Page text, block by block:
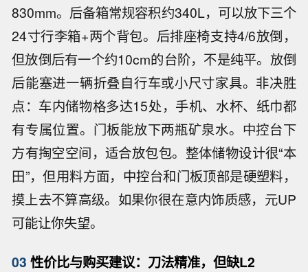
830mm。后备箱常规容积约340L，可以放下三个
24寸行李箱+两个背包。后排座椅支持4/6放倒，
但放倒后有一个约10cm的台阶，不是纯平。放倒
后能塞进一辆折叠自行车或小尺寸家具。非决胜
点：车内储物格多达15处，手机、水杯、纸巾都
有专属位置。门板能放下两瓶矿泉水。中控台下
方有掏空空间，适合放包包。整体储物设计很“本
田”，但用料方面，中控台和门板顶部是硬塑料，
摸上去不算高级。如果你很在意内饰质感，元UP
可能让你失望。
03 性价比与购买建议：刀法精准，但缺L2